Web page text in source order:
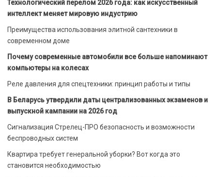
Технологический перелом 2026 года: как искусственный
интеллект меняет мировую индустрию
Преимущества использования элитной сантехники в
современном доме
Почему современные автомобили все больше напоминают
компьютеры на колесах
Реле давления для спецтехники: принцип работы и типы
В Беларусь утвердили даты централизованных экзаменов и
выпускной кампании на 2026 год
Сигнализация Стрелец-ПРО безопасность и возможности
беспроводных систем
Квартира требует генеральной уборки? Вот когда это
становится необходимостью